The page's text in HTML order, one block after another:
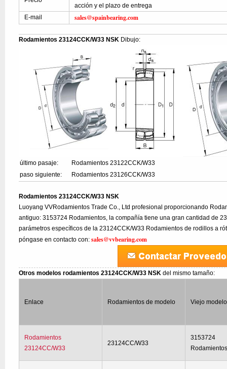
acción y el plazo de entrega
E-mail
sales@spainbearing.com
Rodamientos 23124CCK/W33 NSK Dibujo:
último pasaje:
Rodamientos 23122CCK/W33
paso siguiente:
Rodamientos 23126CCK/W33
Rodamientos 23124CCK/W33 NSK
Luoyang VVRodamientos Trade Co., Ltd profesional proporcionando
antiguo: 3153724 Rodamientos, la compañía tiene una gran cantidad de
parámetros específicos de la 23124CCK/W33 Rodamientos de rodillos a
póngase en contacto con:sales@vvbearing.com
Otros modelos rodamientos 23124CCK/W33 NSKdel mismo tamaño:
Enlace Rodamientos de modelo Viejo modelo
Rodamientos
23124CC/W33
23124CC/W33
3153724